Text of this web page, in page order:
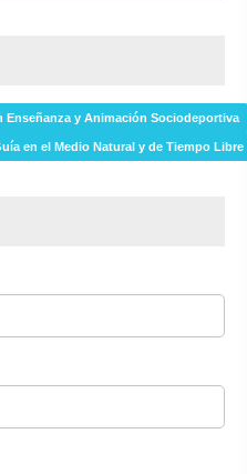
Enseñanza y Animación Sociodeportiva
en el Medio Natural y de Tiempo Libre